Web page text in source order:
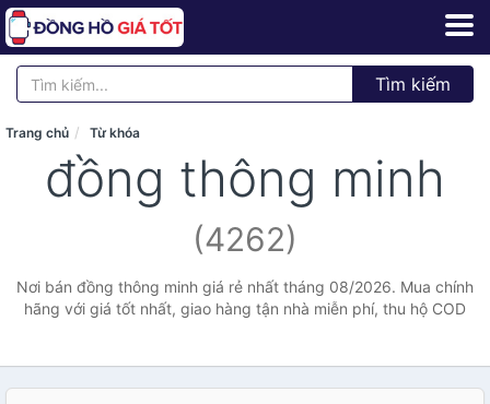
Tìm kiếm
Trang chủ Từ khóa
đồng thông minh
(4262)
Nơi bán đồng thông minh giá rẻ nhất tháng 08/2026. Mua chính
hãng với giá tốt nhất, giao hàng tận nhà miễn phí, thu hộ COD